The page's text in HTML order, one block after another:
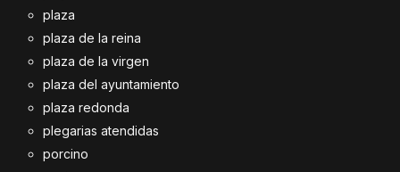
plaza
plaza de la reina
plaza de la virgen
plaza del ayuntamiento
plaza redonda
plegarias atendidas
porcino